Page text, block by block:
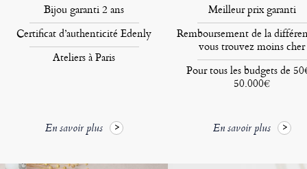
Bijou garanti 2 ans
Certificat d’authenticité Edenly
Ateliers à Paris
En savoir plus
Meilleur prix garanti
Remboursement de la
vous trouvez moins cher
Pour tous les budgets de
50.000€
En savoir plus